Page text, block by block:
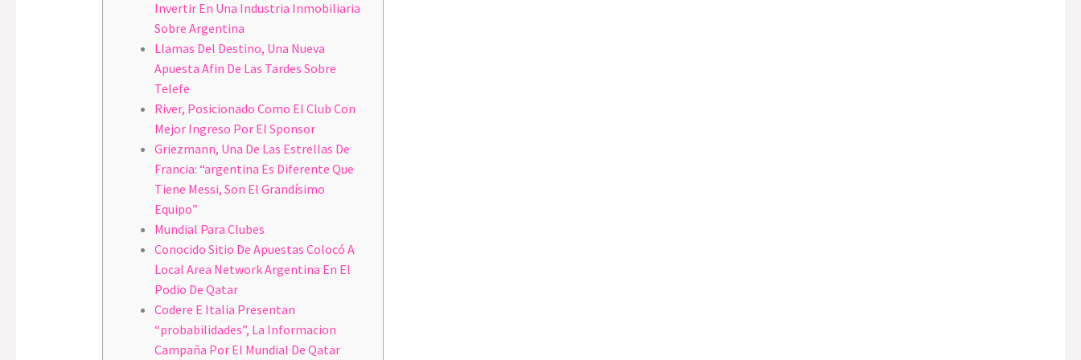
Invertir En Una Industria Inmobiliaria
Sobre Argentina
Llamas Del Destino, Una Nueva
Apuesta Afin De Las Tardes Sobre
Telefe
River, Posicionado Como El Club Con
Mejor Ingreso Por El Sponsor
Griezmann, Una De Las Estrellas De
Francia: “argentina Es Diferente Que
Tiene Messi, Son El Grandísimo
Equipo”
Mundial Para Clubes
Conocido Sitio De Apuestas Colocó A
Local Area Network Argentina En El
Podio De Qatar
Codere E Italia Presentan
“probabilidades”, La Informacion
Campaña Por El Mundial De Qatar